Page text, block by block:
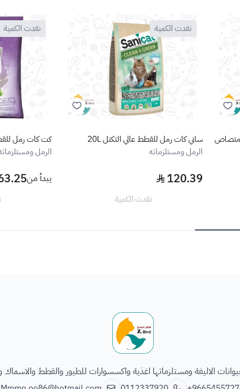
نفدت الكمية
ساني كات رمل للقطط عالي التكتل 20L
الرمل ومستلزماته
120.39
نفدت الكمية
نفدت الكمية
كت كات رمل للقطط معطر
الرمل
يبدأ من
الاليفة ومستلزماتها اغذية واكسسوارات للطيور والقطط والاسماك